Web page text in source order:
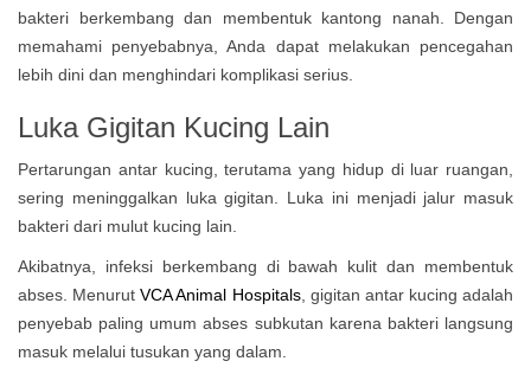
bakteri berkembang dan membentuk kantong nanah. Dengan
memahami penyebabnya, Anda dapat melakukan pencegahan
lebih dini dan menghindari komplikasi serius.
Luka Gigitan Kucing Lain
Pertarungan antar kucing, terutama yang hidup di luar ruangan,
sering meninggalkan luka gigitan. Luka ini menjadi jalur masuk
bakteri dari mulut kucing lain.
Akibatnya, infeksi berkembang di bawah kulit dan membentuk
abses. Menurut VCA Animal Hospitals, gigitan antar kucing adalah
penyebab paling umum abses subkutan karena bakteri langsung
masuk melalui tusukan yang dalam.